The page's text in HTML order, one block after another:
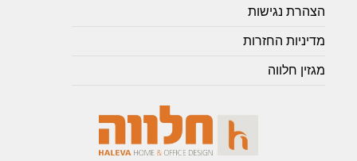
הצהרת נגישות
מדיניות החזרות
מגזין חלווה